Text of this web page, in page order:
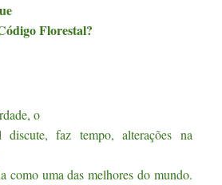
Florestal?
o
discute, faz tempo, alterações na
como uma das melhores do mundo.